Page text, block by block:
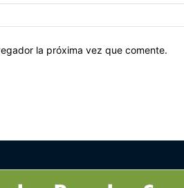
la próxima vez que comente.